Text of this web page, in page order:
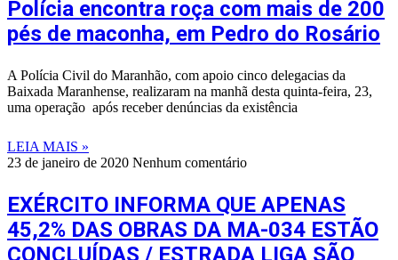
Polícia encontra roça com mais de 200
pés de maconha, em Pedro do Rosário
A Polícia Civil do Maranhão, com apoio cinco delegacias da
Baixada Maranhense, realizaram na manhã desta quinta-feira, 23,
uma operação após receber denúncias da existência
LEIA MAIS »
23 de janeiro de 2020 Nenhum comentário
EXÉRCITO INFORMA QUE APENAS
45,2% DAS OBRAS DA MA-034 ESTÃO
CONCLUÍDAS / ESTRADA LIGA SÃO